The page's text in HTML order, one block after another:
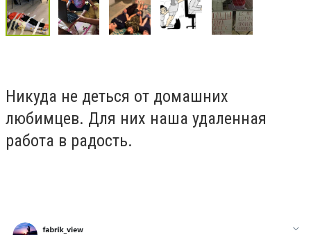
Никуда не деться от домашних
любимцев. Для них наша удаленная
работа в радость.